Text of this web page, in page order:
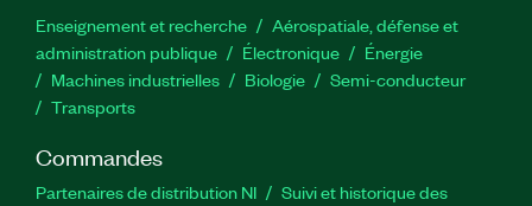
Enseignement et recherche
Aérospatiale, défense et
administration publique
Électronique
Énergie​
Machines industrielles
Biologie
Semi-conducteur
Transports
Commandes
Partenaires de distribution NI
Suivi et historique des